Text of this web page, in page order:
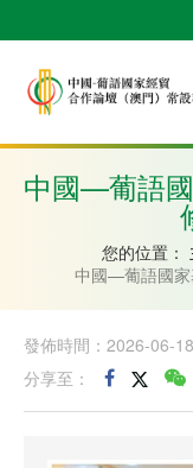
安
中國—葡語
您的位置：
中國—葡語國家
發佈時間：2026-06-18
分享至：